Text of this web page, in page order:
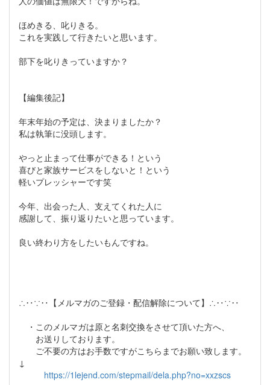
ほめきる、叱りきる。
これを実践して行きたいと思います。
部下を叱りきっていますか？
【編集後記】
年末年始の予定は、決まりましたか？
私は執筆に没頭します。
やっと止まって仕事ができる！という
喜びと家族サービスをしないと！という
軽いプレッシャーです笑
今年、出会った人、支えてくれた人に
感謝して、振り返りたいと思っています。
良い終わり方をしたいもんですね。
∴‥∵‥【メルマガのご登録・配信解除について】∴‥∵‥
・このメルマガは原と名刺交換をさせて頂いた方へ、
お送りしております。
ご不要の方はお手数ですがこちらまでお願い致します。
↓
https://1lejend.com/stepmail/dela.php?no=xxzscs